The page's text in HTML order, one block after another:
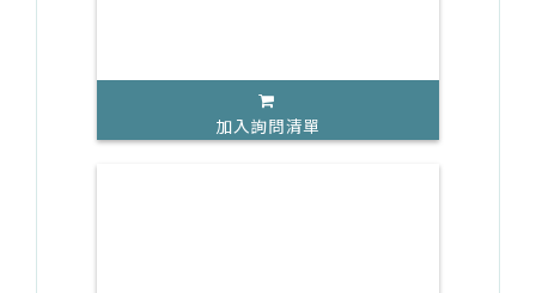
加入詢問清單